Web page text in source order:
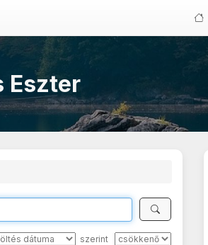
Eszter
szerint